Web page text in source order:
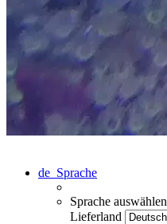
de Sprache
Sprache auswählen
Lieferland